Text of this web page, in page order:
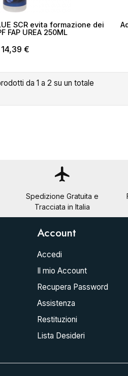
SCR evita formazione dei
FAP UREA 250ML
14,39 €
da 1 a 2 su un totale
flight
Spedizione Gratuita e
Tracciata in Italia
Account
Accedi
Il mio Account
Recupera Password
Assistenza
Restituzioni
Lista Desideri
Crea